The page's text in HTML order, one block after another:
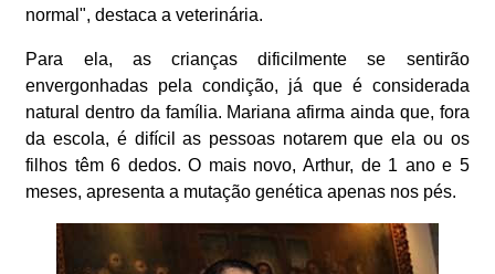
normal", destaca a veterinária.
Para ela, as crianças dificilmente se sentirão
envergonhadas pela condição, já que é considerada
natural dentro da família. Mariana afirma ainda que, fora
da escola, é difícil as pessoas notarem que ela ou os
filhos têm 6 dedos. O mais novo, Arthur, de 1 ano e 5
meses, apresenta a mutação genética apenas nos pés.